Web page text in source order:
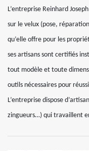
L’entreprise Reinhard
sur le velux (pose,
qu’elle offre pour les
ses artisans sont certifiés
tout modèle et toute
outils nécessaires pour
L’entreprise dispose
zingueurs…) qui travaillent